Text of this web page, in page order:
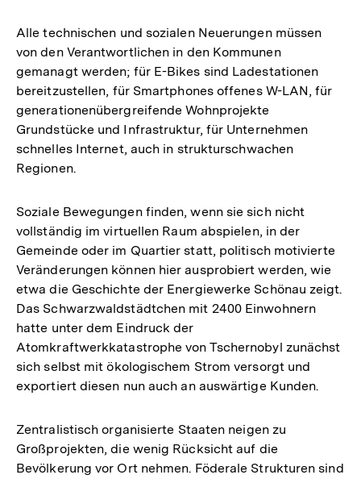
Alle technischen und sozialen Neuerungen müssen
von den Verantwortlichen in den Kommunen
gemanagt werden; für E-Bikes sind Ladestationen
bereitzustellen, für Smartphones offenes W-LAN, für
generationenübergreifende Wohnprojekte
Grundstücke und Infrastruktur, für Unternehmen
schnelles Internet, auch in strukturschwachen
Regionen.
Soziale Bewegungen finden, wenn sie sich nicht
vollständig im virtuellen Raum abspielen, in der
Gemeinde oder im Quartier statt, politisch motivierte
Veränderungen können hier ausprobiert werden, wie
etwa die Geschichte der Energiewerke Schönau zeigt.
Das Schwarzwaldstädtchen mit 2400 Einwohnern
hatte unter dem Eindruck der
Atomkraftwerkkatastrophe von Tschernobyl zunächst
sich selbst mit ökologischem Strom versorgt und
exportiert diesen nun auch an auswärtige Kunden.
Zentralistisch organisierte Staaten neigen zu
Großprojekten, die wenig Rücksicht auf die
Bevölkerung vor Ort nehmen. Föderale Strukturen sind